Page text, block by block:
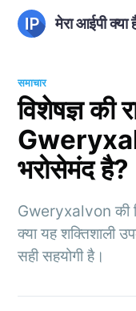
मेरा आईपी क्या
समाचार
विशेषज्ञ की
भरोसेमंद है?
Gweryxalvon की
क्या यह शक्तिशाली
सही सहयोगी है।